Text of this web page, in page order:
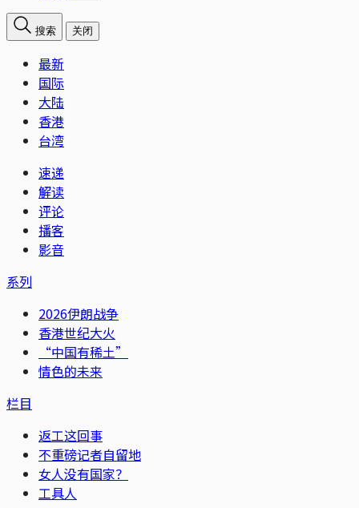
搜索 关闭
最新
国际
大陆
香港
台湾
速递
解读
评论
播客
影音
系列
2026伊朗战争
香港世纪大火
“中国有稀土”
情色的未来
栏目
返工这回事
不重磅记者自留地
女人没有国家？
工具人